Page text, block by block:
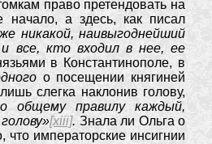
право претендовать на
начало, а здесь, как писал
никакой, наивыгоднейший
все, кто входил в нее, ее
в Константинополе, в
о посещении княгиней
слегка наклонив голову,
общему правилу каждый,
[xiii]. Знала ли Ольга о
что императорские инсигнии